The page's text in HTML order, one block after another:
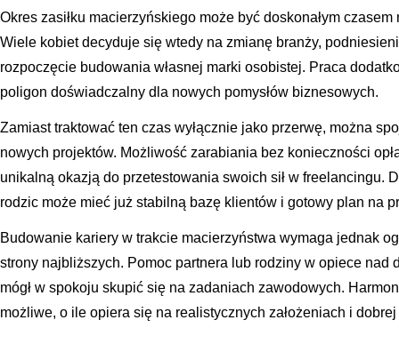
Okres zasiłku macierzyńskiego może być doskonałym
Wiele kobiet decyduje się wtedy na zmianę branży,
rozpoczęcie budowania własnej marki osobistej. Praca
poligon doświadczalny dla nowych pomysłów biznesowych.
Zamiast traktować ten czas wyłącznie jako przerwę, można
nowych projektów. Możliwość zarabiania bez konieczności
unikalną okazją do przetestowania swoich sił w freelancingu.
rodzic może mieć już stabilną bazę klientów i gotowy plan na
Budowanie kariery w trakcie macierzyństwa wymaga jednak
strony najbliższych. Pomoc partnera lub rodziny w opiece nad
mógł w spokoju skupić się na zadaniach zawodowych.
możliwe, o ile opiera się na realistycznych założeniach i